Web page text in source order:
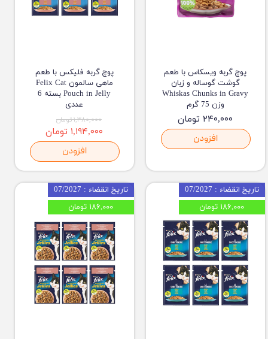
پوچ گربه ویسکاس با طعم
گوشت گوساله و زبان
Whiskas Chunks in Gravy
وزن 75 گرم
۲۴۰,۰۰۰ تومان
افزودن
پوچ گربه فلیکس با طعم
ماهی سالمون Felix Cat
Pouch in Jelly بسته 6
عددی
۱,۳۸۰,۰۰۰ تومان
۱,۱۹۴,۰۰۰ تومان
افزودن
تاریخ انقضاء : 07/2027
۱۸۶,۰۰۰ تومان
تاریخ انقضاء : 07/2027
۱۸۶,۰۰۰ تومان